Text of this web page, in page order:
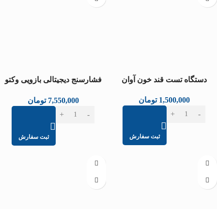
دستگاه تست قند خون آوان
1,500,000 تومان
ثبت سفارش
فشارسنج دیجیتالی بازویی وکتو
7,550,000 تومان
ثبت سفارش